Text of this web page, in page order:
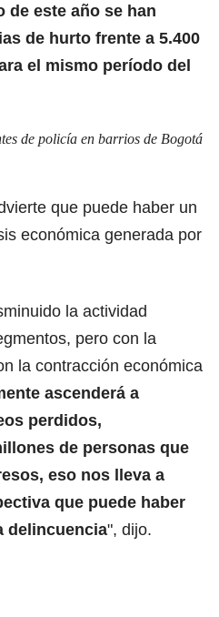
de este año se han
de hurto frente a 5.400
el mismo período del
de policía en barrios de Bogotá
que puede haber un
económica generada por
la actividad
pero con la
la contracción económica
ascenderá a
perdidos,
de personas que
eso nos lleva a
que puede haber
delincuencia", dijo.